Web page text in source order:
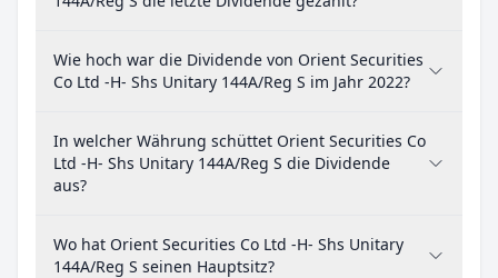
Wie hoch war die Dividende von Orient Securities
Co Ltd -H- Shs Unitary 144A/Reg S im Jahr 2022?
In welcher Währung schüttet Orient Securities Co
Ltd -H- Shs Unitary 144A/Reg S die Dividende
aus?
Wo hat Orient Securities Co Ltd -H- Shs Unitary
144A/Reg S seinen Hauptsitz?